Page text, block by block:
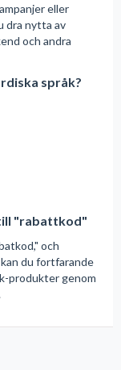
eller
dra nytta av
och andra
språk?
"rabattkod"
och
du fortfarande
produkter genom